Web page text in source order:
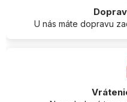
U nás máte dopravu